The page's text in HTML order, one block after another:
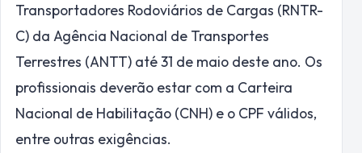
Transportadores Rodoviários de Cargas (RNTR-
C) da Agência Nacional de Transportes
Terrestres (ANTT) até 31 de maio deste ano. Os
profissionais deverão estar com a Carteira
Nacional de Habilitação (CNH) e o CPF válidos,
entre outras exigências.